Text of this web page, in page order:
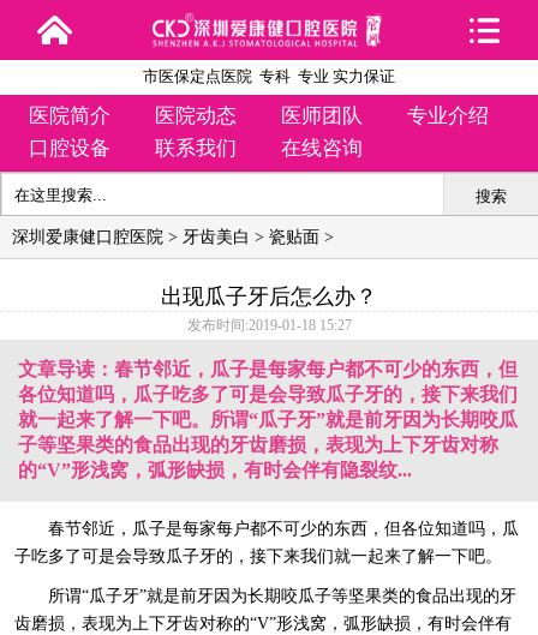
市医保定点医院 专科 专业 实力保证
医院简介 医院动态 医师团队
专业介绍
口腔设备
联系我们 在线咨询
搜索
深圳爱康健口腔医院 > 牙齿美白 > 瓷贴面 >
出现瓜子牙后怎么办？
发布时间:2019-01-18 15:27
文章导读：春节邻近，瓜子是每家每户都不可少的东西，但
各位知道吗，瓜子吃多了可是会导致瓜子牙的，接下来我们
就一起来了解一下吧。所谓“瓜子牙”就是前牙因为长期咬瓜
子等坚果类的食品出现的牙齿磨损，表现为上下牙齿对称
的“V”形浅窝，弧形缺损，有时会伴有隐裂纹...
春节邻近，瓜子是每家每户都不可少的东西，但各位知道吗，瓜
子吃多了可是会导致瓜子牙的，接下来我们就一起来了解一下吧。
所谓“瓜子牙”就是前牙因为长期咬瓜子等坚果类的食品出现的牙
齿磨损，表现为上下牙齿对称的“V”形浅窝，弧形缺损，有时会伴有